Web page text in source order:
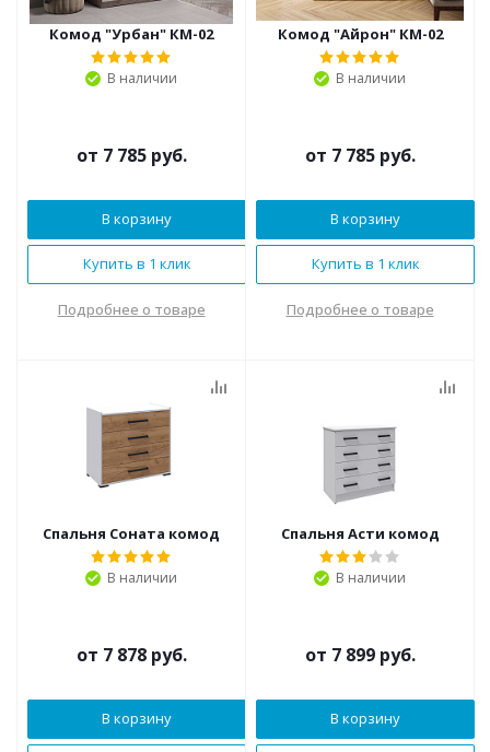
Комод "Урбан" КМ-02
В наличии
от 7 785 руб.
В корзину
Купить в 1 клик
Подробнее о товаре
Комод "Айрон" КМ-02
В наличии
от 7 785 руб.
В корзину
Купить в 1 клик
Подробнее о товаре
Спальня Соната комод
В наличии
от 7 878 руб.
В корзину
Спальня Асти комод
В наличии
от 7 899 руб.
В корзину